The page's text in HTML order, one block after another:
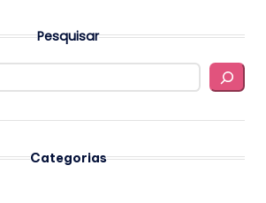
Pesquisar
Categorias